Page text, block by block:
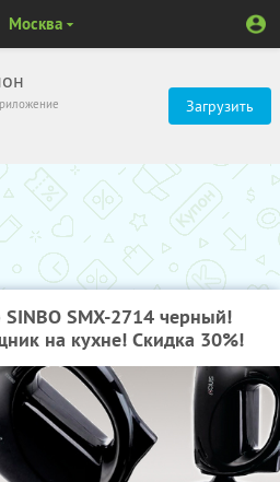
Загрузить
Москва
SMX-2714 черный!
на кухне! Скидка 30%!